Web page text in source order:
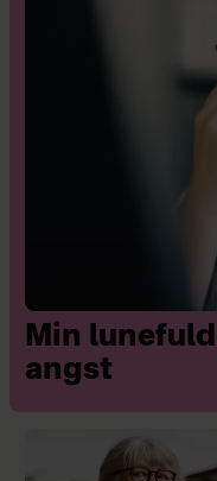
Min
angst